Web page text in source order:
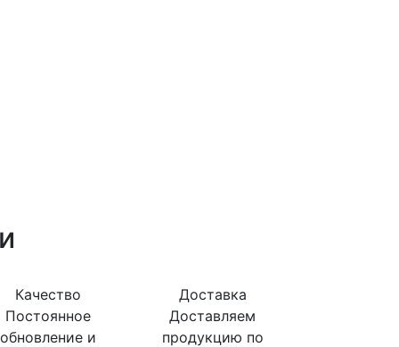
Качество
Постоянное
обновление и
Доставка
Доставляем
продукцию по